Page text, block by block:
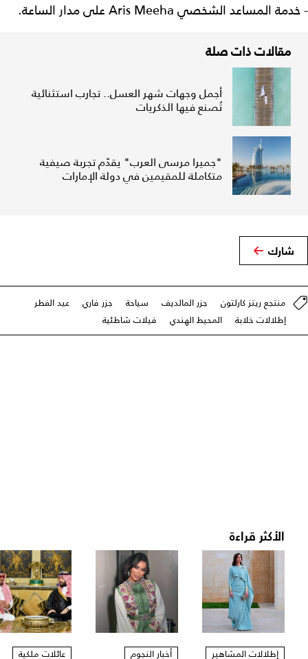
- خدمة المساعد الشخصي Aris Meeha على مدار الساعة.
مقالات ذات صلة
أجمل وجهات شهر العسل.. تجارب استثنائية
تُصنع فيها الذكريات
"جميرا مرسى العرب" يقدّم تجربة صيفية
متكاملة للمقيمين في دولة الإمارات
شارك
منتجع ريتز كارلتون جزر المالديف سياحة جزر فاري
عيد الفطر
إطلالات خلابة
المحيط الهندي فيلات شاطئية
الأكثر قراءة
إطلالات المشاهير أخبار النجوم عائلات ملكية